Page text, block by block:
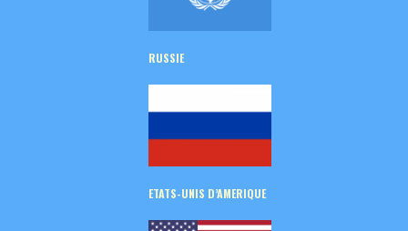
RUSSIE
ETATS-UNIS D’AMERIQUE